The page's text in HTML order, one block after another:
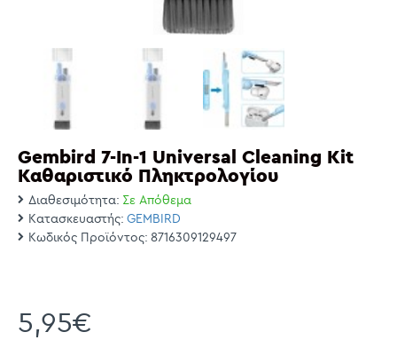
Gembird 7-In-1 Universal Cleaning Kit
Καθαριστικό Πληκτρολογίου
Διαθεσιμότητα: Σε Απόθεμα
Κατασκευαστής: GEMBIRD
Κωδικός Προϊόντος: 8716309129497
5,95€